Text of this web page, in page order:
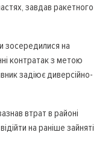
завдав ракетного
зосередилися на
контратак з метою
задіює диверсійно-
втрат в районі
на раніше зайняті